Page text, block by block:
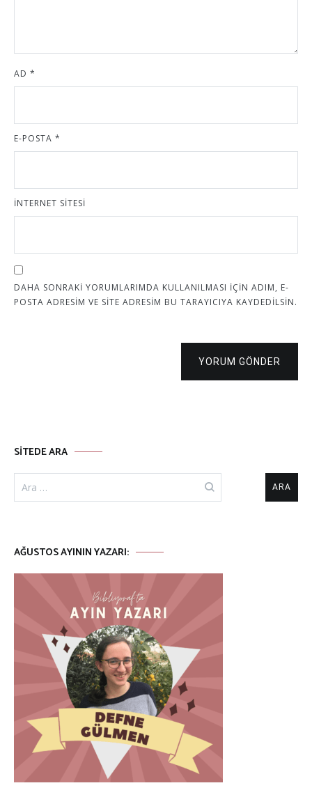
AD *
E-POSTA *
İNTERNET SITESI
DAHA SONRAKI YORUMLARIMDA KULLANILMASI IÇIN ADIM, E-
POSTA ADRESIM VE SITE ADRESIM BU TARAYICIYA KAYDEDILSIN.
YORUM GÖNDER
SITEDE ARA
AĞUSTOS AYININ YAZARI: